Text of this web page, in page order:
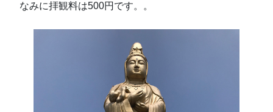
なみに拝観料は500円です。。